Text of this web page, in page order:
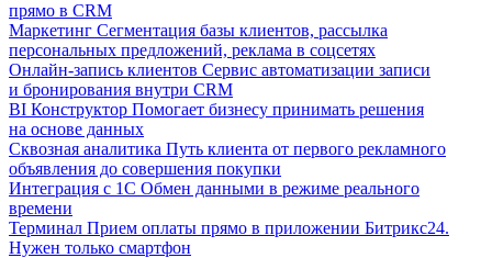
прямо в CRM
Маркетинг Сегментация базы клиентов, рассылка
персональных предложений, реклама в соцсетях
Онлайн-запись клиентов Сервис автоматизации записи
и бронирования внутри CRM
BI Конструктор Помогает бизнесу принимать решения
на основе данных
Сквозная аналитика Путь клиента от первого рекламного
объявления до совершения покупки
Интеграция с 1С Обмен данными в режиме реального
времени
Терминал Прием оплаты прямо в приложении Битрикс24.
Нужен только смартфон